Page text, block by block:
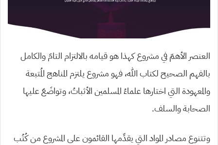
العنصر الأهمّ في مشروع كهذا هو قيامه بالالتزام التامّ والكامل
بالفهم الصحيح لكتاب الله، فهو مشروع يلتزم المناهج المُتبعة
والمعهودة التي اختارها علماءُ المسلمين الأثباتُ، وتواضَعَ عليها
الصحابة والسلف.
وتتنوع مصادر المواد التي يقدِّمها القائمون على المشروع من كُتُب